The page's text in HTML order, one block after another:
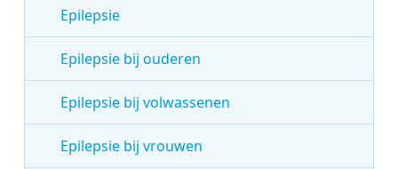
Epilepsie
Epilepsie bij ouderen
Epilepsie bij volwassenen
Epilepsie bij vrouwen